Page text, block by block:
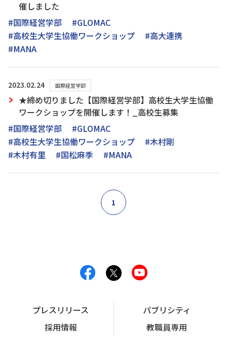
催しました
#国際経営学部
#GLOMAC
#高校生大学生協働ワークショップ
#高大連携
#MANA
2023.02.24 国際経営学部
★締め切りました【国際経営学部】高校生大学生協働
ワークショップを開催します！_高校生募集
#国際経営学部
#GLOMAC
#高校生大学生協働ワークショップ
#木村剛
#木村有里
#国松麻季 #MANA
1
プレスリリース
パブリシティ
採用情報
教職員専用